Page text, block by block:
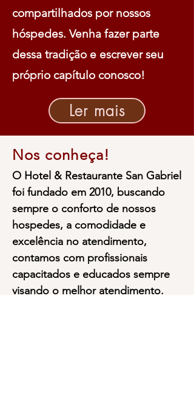
compartilhados por nossos
hóspedes. Venha fazer parte
dessa tradição e escrever seu
próprio capítulo conosco!
Ler mais
Nos conheça!
O Hotel & Restaurante San Gabriel
foi fundado em 2010, buscando
sempre o conforto de nossos
hospedes, a comodidade e
excelência no atendimento,
contamos com profissionais
capacitados e educados sempre
visando o melhor atendimento.